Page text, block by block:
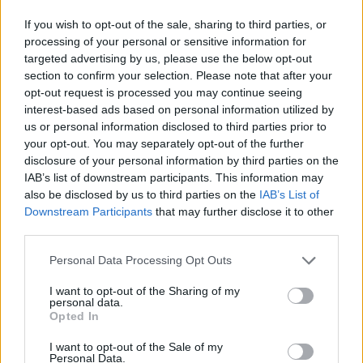
If you wish to opt-out of the sale, sharing to third parties, or
processing of your personal or sensitive information for
targeted advertising by us, please use the below opt-out
section to confirm your selection. Please note that after your
opt-out request is processed you may continue seeing
interest-based ads based on personal information utilized by
us or personal information disclosed to third parties prior to
your opt-out. You may separately opt-out of the further
disclosure of your personal information by third parties on the
IAB’s list of downstream participants. This information may
also be disclosed by us to third parties on the IAB’s List of
Downstream Participants that may further disclose it to other
Please note that this website/app uses one or more Google
not limited to your visit or usage behaviour. You may click to
grant or deny consent to Google and its third-party tags to
use your data for below specified purposes in below Google
consent section.
Personal Data Processing Opt Outs
I want to opt-out of the Sharing of my
personal data.
Opted In
I want to opt-out of the Sale of my
Personal Data.
AMI TETSZETT
AMI NEM TETSZETT